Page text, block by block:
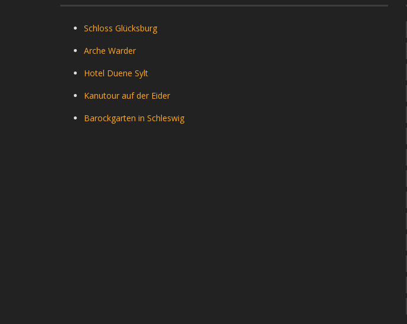
Schloss Glücksburg
Arche Warder
Hotel Duene Sylt
Kanutour auf der Eider
Barockgarten in Schleswig